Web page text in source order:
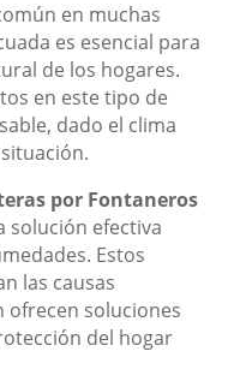
en muchas
es esencial para
de los hogares.
en este tipo de
dado el clima
por Fontaneros
solución efectiva
Estos
las causas
ofrecen soluciones
del hogar